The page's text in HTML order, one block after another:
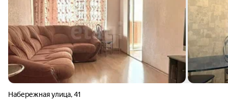
Набережная улица,41